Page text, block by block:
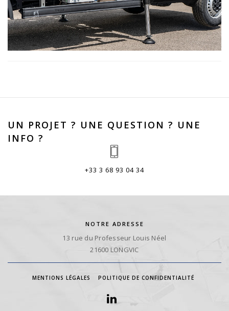
UN PROJET ? UNE QUESTION ? UNE
INFO ?
+33 3 68 93 04 34
NOTRE ADRESSE
13 rue du Professeur Louis Néel
21600 LONGVIC
MENTIONS LÉGALES POLITIQUE DE CONFIDENTIALITÉ